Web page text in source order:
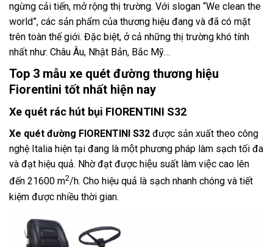
ngừng cải tiến, mở rộng thị trường. Với slogan “We clean the
world”, các sản phẩm của thương hiệu đang và đã có mặt
trên toàn thế giới. Đặc biệt, ở cả những thị trường khó tính
nhất như: Châu Âu, Nhật Bản, Bắc Mỹ…
Top 3 mẫu xe quét đường thương hiệu
Fiorentini tốt nhất hiện nay
Xe quét rác hút bụi FIORENTINI S32
Xe quét đường FIORENTINI S32 được sản xuất theo công
nghệ Italia hiện tại đang là một phương pháp làm sạch tối đa
và đạt hiệu quả. Nhờ đạt được hiệu suất làm việc cao lên
đến 21600 m2/h. Cho hiệu quả là sạch nhanh chóng và tiết
kiệm được nhiều thời gian.